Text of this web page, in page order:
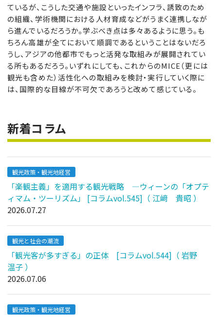
ているが、こうした交通や施設といったインフラ、誘致のため
の組織、学術機関における人材育成などがうまく連携しなが
ら進んでいるだろうか。学ぶべき点は多々あるように思う。も
ちろん高雄が全てにおいて順調であるということはないだろ
うし、アジアの他都市でもっと活発な取組みが展開されてい
る所もあるだろう。いずれにしても、これからのMICE（更には
観光も含めた）活性化への取組みを検討・実行していく際に
は、国際的な目線が不可欠であろうと改めて感じている。
新着コラム
観光政策・観光地経営
「楽観主義」を適用する観光戦略 ―ウィーンの「オプテ
ィマム・ツーリズム」 [コラムvol.545]（ 江﨑 貴昭 ）
2026.07.27
観光と社会の潮流
「観光客が多すぎる」の正体 [コラムvol.544]（ 岩野
温子 ）
2026.07.06
観光政策・観光地経営